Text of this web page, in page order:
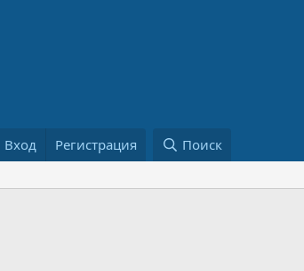
Вход Регистрация Поиск